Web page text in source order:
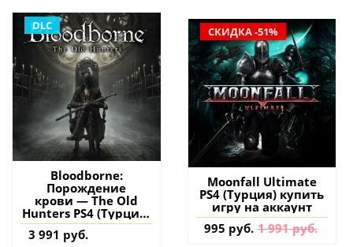
DLC
Bloodborne:
Порождение
крови — The Old
Hunters PS4 (Турция)
купить дополнение
на аккаунт
3 991 руб.
СКИДКА -51%
Moonfall Ultimate
PS4 (Турция) купить
игру на аккаунт
995 руб. 1 991 руб.